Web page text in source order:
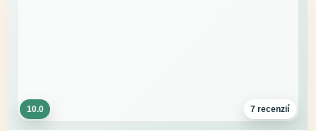
10.0 7 recenzií